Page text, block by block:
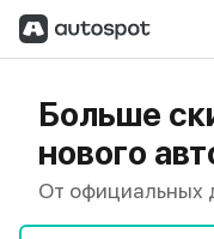
Больше
нового
От официальных